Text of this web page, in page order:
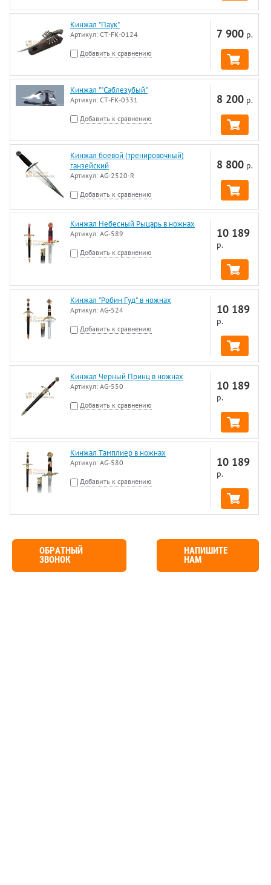
7 900 р.
Кинжал "Паук"
Артикул:CT-FK-0124
Добавить к сравнению
8 200 р.
Кинжал ""Саблезубый"
Артикул:CT-FK-0331
Добавить к сравнению
8 800 р.
Кинжал боевой (тренировочный)
ганзейский
Артикул:AG-2520-R
Добавить к сравнению
10 189
р.
Кинжал Небесный Рыцарь в ножнах
Артикул:AG-589
Добавить к сравнению
10 189
р.
Кинжал "Робин Гуд" в ножнах
Артикул:AG-524
Добавить к сравнению
10 189
р.
Кинжал Черный Принц в ножнах
Артикул:AG-550
Добавить к сравнению
10 189
р.
Кинжал Тамплиер в ножнах
Артикул:AG-580
Добавить к сравнению
ОБРАТНЫЙ
ЗВОНОК
НАПИШИТЕ
НАМ